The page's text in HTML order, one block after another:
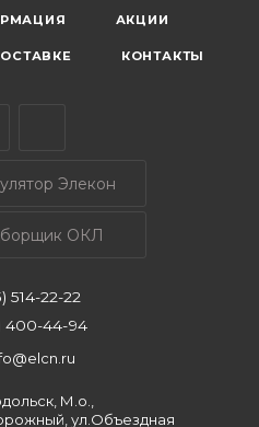
АКЦИИ
КОНТАКТЫ
Элекон
ОКЛ
514-22-22
400-44-94
М.о.,
ул.Объездная